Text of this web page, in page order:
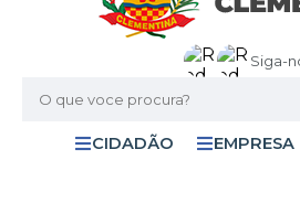
Siga-
O que voce procura?
CIDADÃO EMPRESA